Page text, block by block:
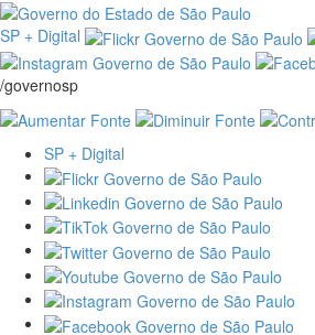
SP + Digital
/governosp
SP + Digital